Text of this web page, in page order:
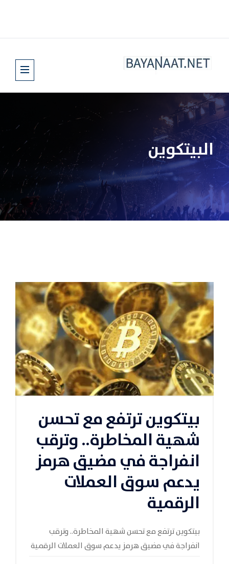
البيتكوين
بيتكوين ترتفع مع تحسن
شهية المخاطرة.. وترقب
انفراجة في مضيق هرمز
يدعم سوق العملات
الرقمية
بيتكوين ترتفع مع تحسن شهية المخاطرة.. وترقب
انفراجة في مضيق هرمز يدعم سوق العملات الرقمية